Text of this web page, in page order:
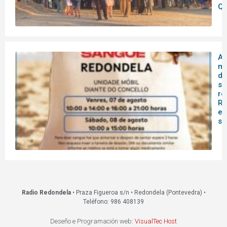
A
Radio Redondela• Praza Figueroa s/n • Redondela (Pontevedra) •
Teléfono: 986 408139
Deseño e Programación web: VisualTec Host